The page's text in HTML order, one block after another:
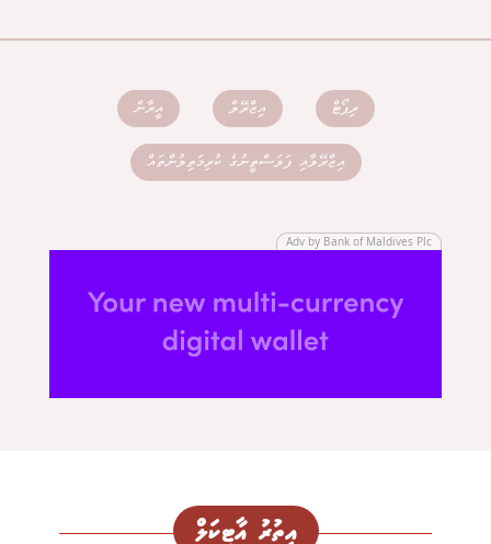
ރިޕޯޓް އިޒްރޭލް އީރާން
އިޒްރޭލާއި ފަލަސްތީނުގެ ކުރިމަތިލުންތައް
Adv by Bank of Maldives Plc
އިތުރު އާޓިކަލް